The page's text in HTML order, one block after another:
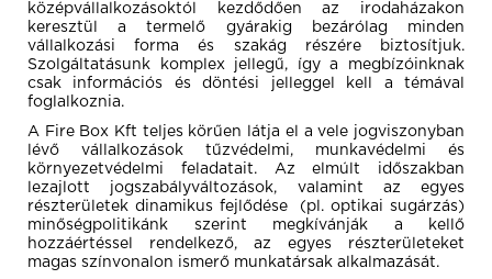
középvállalkozásoktól kezdődően az irodaházakon
keresztül a termelő gyárakig bezárólag minden
vállalkozási forma és szakág részére biztosítjuk.
Szolgáltatásunk komplex jellegű, így a megbízóinknak
csak információs és döntési jelleggel kell a témával
foglalkoznia.
A Fire Box Kft teljes körűen látja el a vele jogviszonyban
lévő vállalkozások tűzvédelmi, munkavédelmi és
környezetvédelmi feladatait. Az elmúlt időszakban
lezajlott jogszabályváltozások, valamint az egyes
részterületek dinamikus fejlődése (pl. optikai sugárzás)
minőségpolitikánk szerint megkívánják a kellő
hozzáértéssel rendelkező, az egyes részterületeket
magas színvonalon ismerő munkatársak alkalmazását.